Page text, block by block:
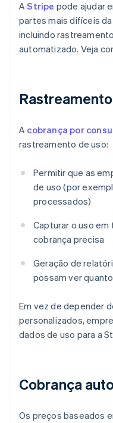
AStripe pode ajudar
partes mais difíceis
incluindo
automatizado. Veja
A cobrança por
rastreamento de uso:
Permitir que as
de uso (por
processados)
Capturar o uso em
cobrança precisa
Geração de
possam ver
Em vez de depender
personalizados,
dados de uso para a
Cobrança
Os preços baseados